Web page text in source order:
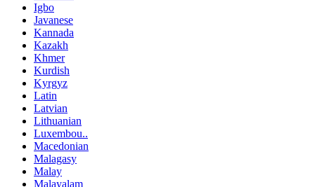
Igbo
Javanese
Kannada
Kazakh
Khmer
Kurdish
Kyrgyz
Latin
Latvian
Lithuanian
Luxembou..
Macedonian
Malagasy
Malay
Malayalam